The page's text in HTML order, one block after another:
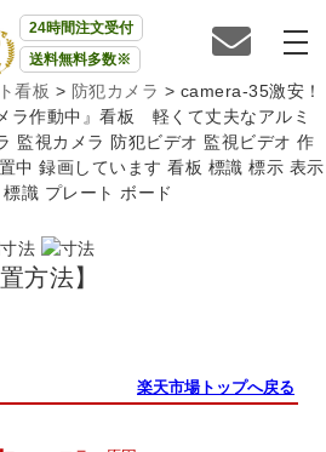
24時間注文受付
送料無料多数※
看板 > 防犯カメラ > camera-35激安！
ラ作動中』看板 軽くて丈夫なアルミ
監視カメラ 防犯ビデオ 監視ビデオ 作
中 録画しています 看板 標識 標示 表示
識 プレート ボード
方法】